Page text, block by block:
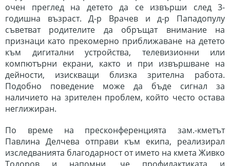
очен преглед на детето да се извърши след 3-
годишна възраст. Д-р Врачев и д-р Пападопулу
съветват родителите да обръщат внимание на
признаци като прекомерно приближаване на детето
към дигитални устройства, телевизионни или
компютърни екрани, както и при извършване на
дейности, изискващи близка зрителна работа.
Подобно поведение може да бъде сигнал за
наличието на зрителен проблем, който често остава
неглижиран.
По време на пресконференцията зам.-кметът
Павлина Делчева отправи към екипа, реализирал
изследванията благодарност от името на кмета Живко